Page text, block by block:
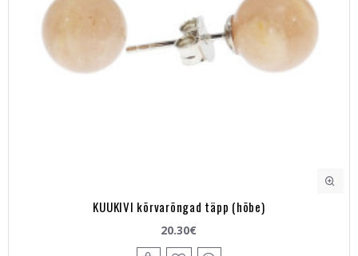
KUUKIVI kõrvarõngad täpp (hõbe)
20.30€